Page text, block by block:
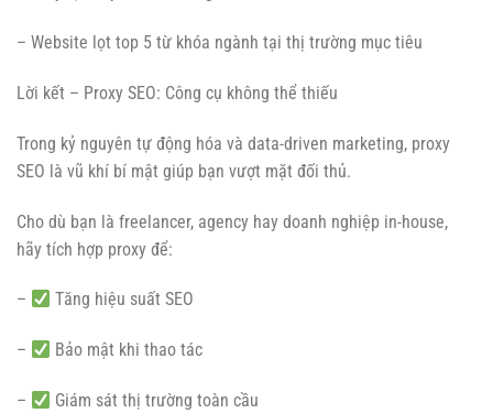
– Website lọt top 5 từ khóa ngành tại thị trường mục tiêu
Lời kết – Proxy SEO: Công cụ không thể thiếu
Trong kỷ nguyên tự động hóa và data-driven marketing, proxy
SEO là vũ khí bí mật giúp bạn vượt mặt đối thủ.
Cho dù bạn là freelancer, agency hay doanh nghiệp in-house,
hãy tích hợp proxy để:
– Tăng hiệu suất SEO
– Bảo mật khi thao tác
– Giám sát thị trường toàn cầu